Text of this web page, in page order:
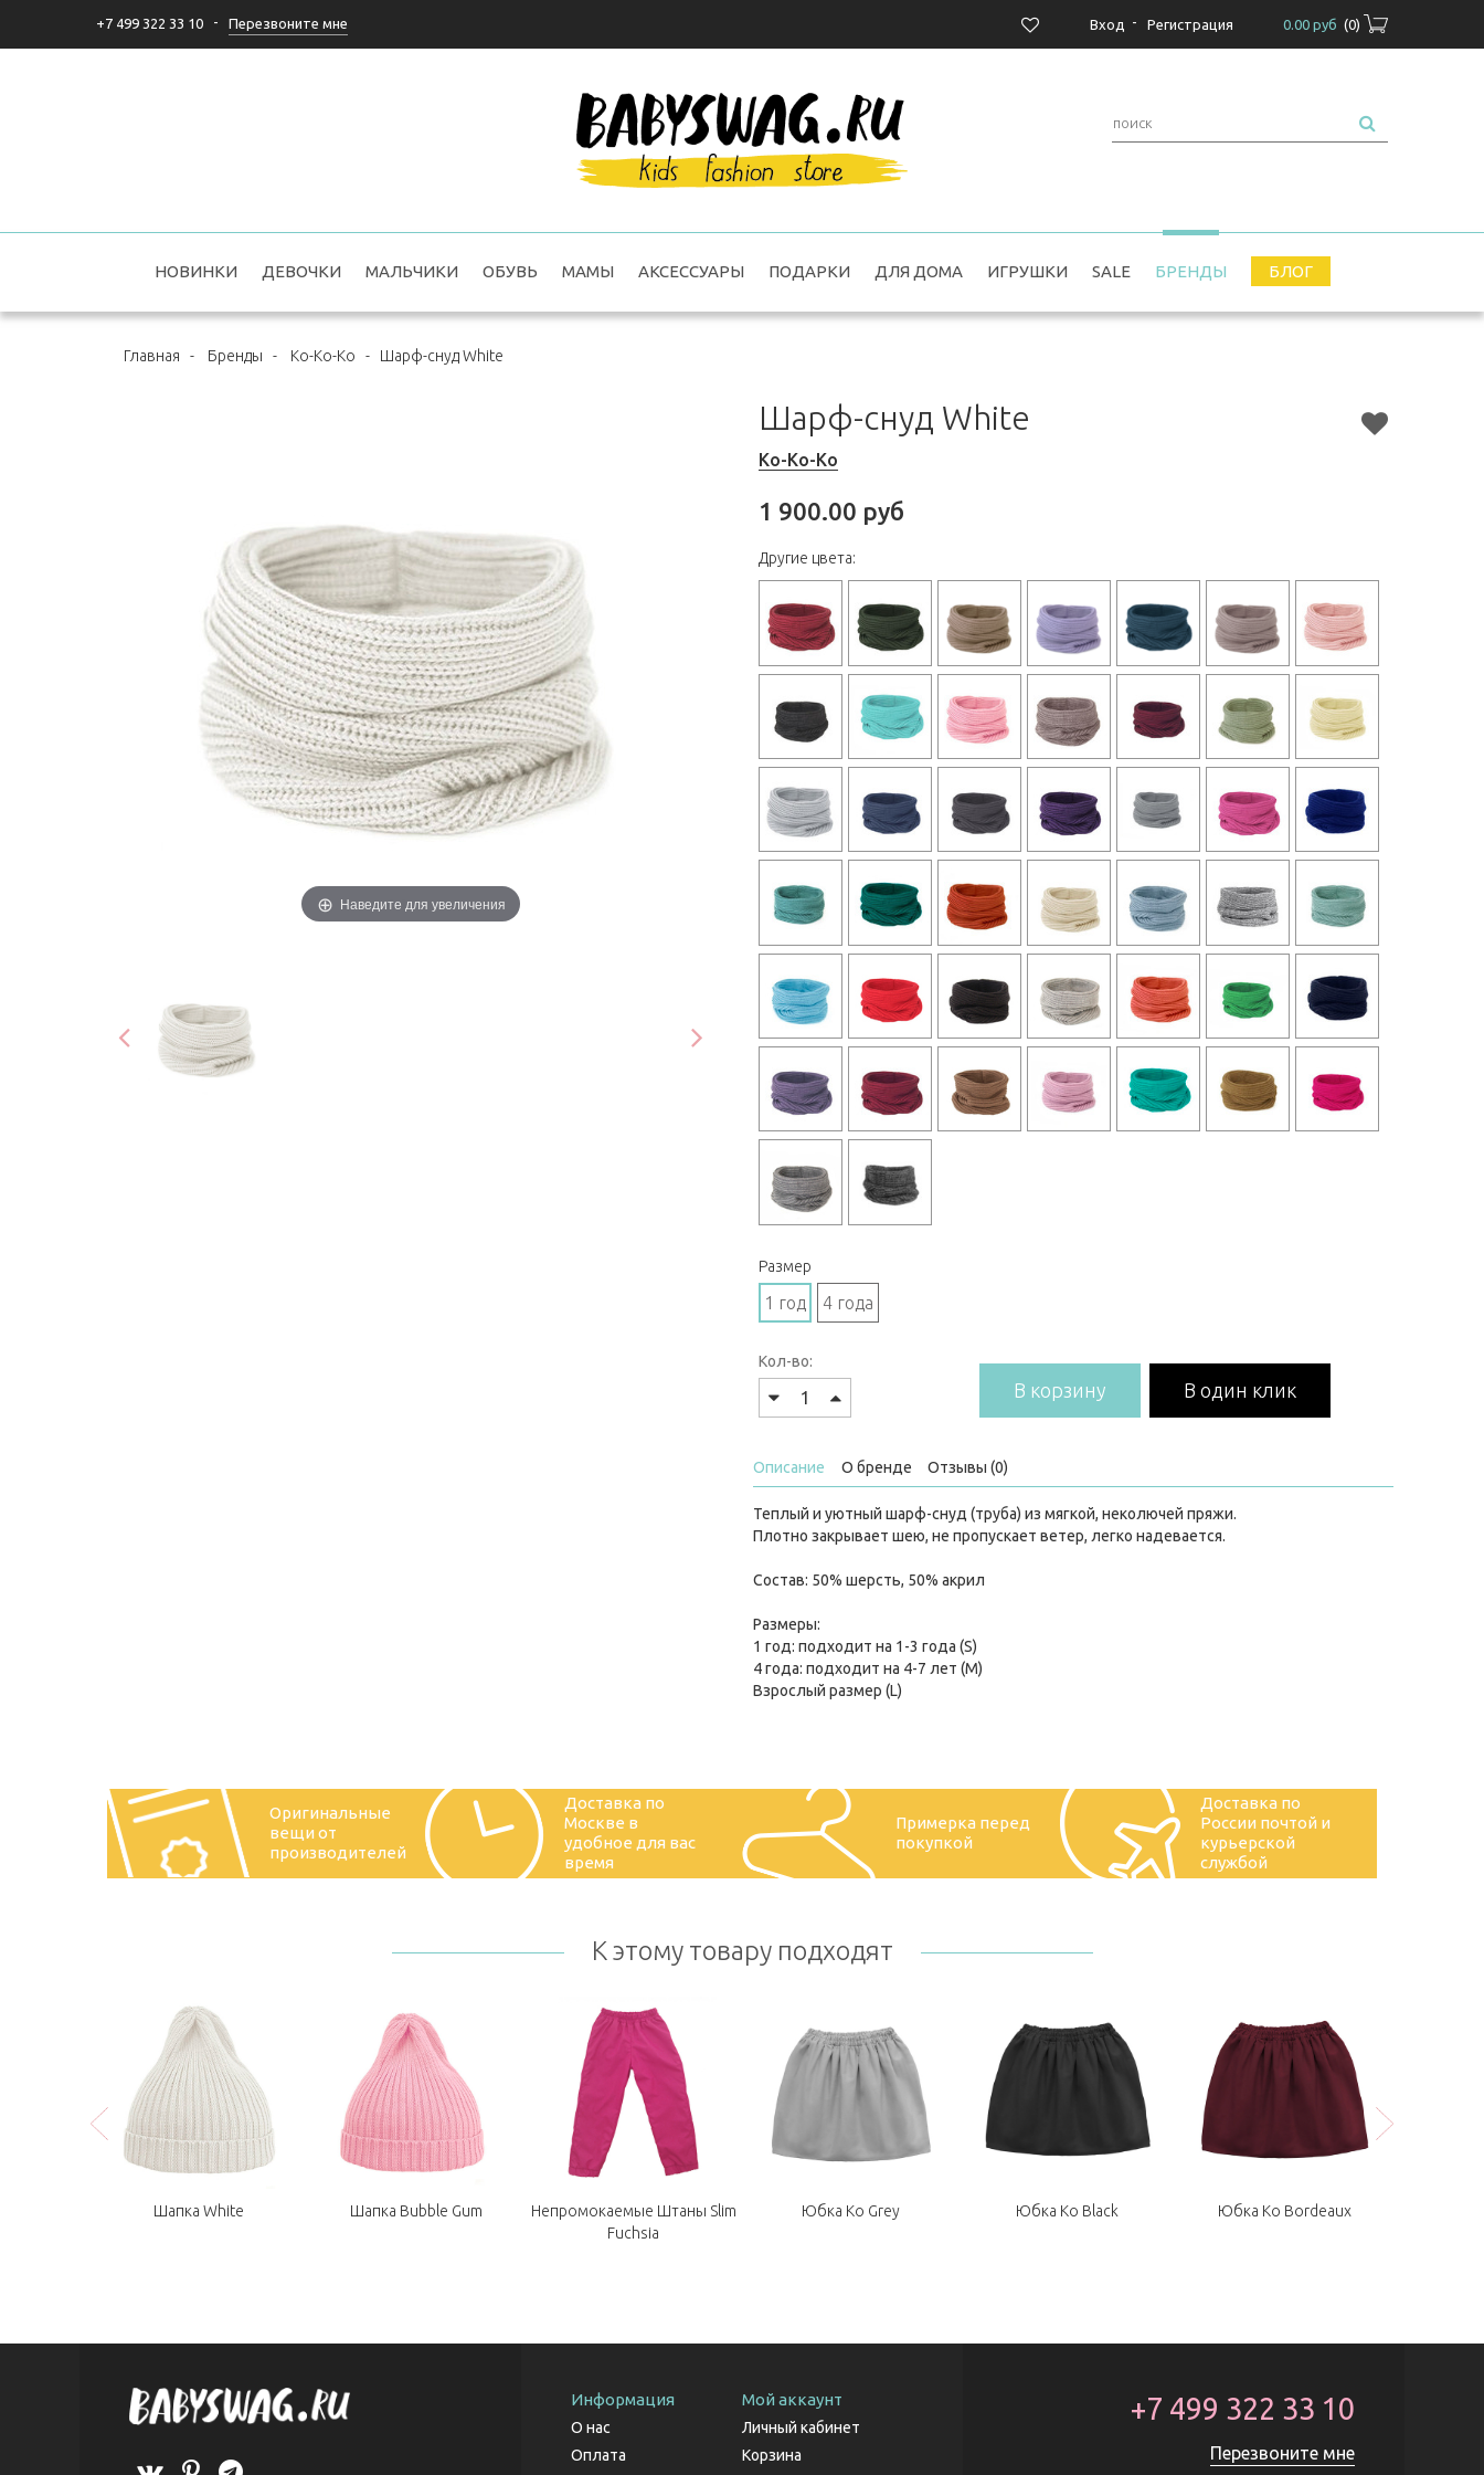
+7 499 322 33 10 - Перезвоните мне 0.00 руб (0)
Вход - Регистрация
НОВИНКИ ДЕВОЧКИ МАЛЬЧИКИ ОБУВЬ МАМЫ АКСЕССУАРЫ ПОДАРКИ ДЛЯ ДОМА ИГРУШКИ SALE БРЕНДЫ БЛОГ
Главная - Бренды - Ko-Ko-Ko - Шарф-снуд White
Наведите для увеличения
Шарф-снуд White
Ko-Ko-Ko
1 900.00 руб
Другие цвета:
Размер
1 год 4 года
Кол-во:
В корзину В один клик
Описание О бренде Отзывы (0)
Теплый и уютный шарф-снуд (труба) из мягкой, неколючей пряжи.
Плотно закрывает шею, не пропускает ветер, легко надевается.
Состав: 50% шерсть, 50% акрил
Размеры:
1 год: подходит на 1-3 года (S)
4 года: подходит на 4-7 лет (M)
Взрослый размер (L)
Оригинальные
вещи от
производителей
Доставка по
Москве в
удобное для вас
время
Примерка перед
покупкой
Доставка по
России почтой и
курьерской
службой
К этому товару подходят
Шапка White Шапка Bubble Gum
Непромокаемые Штаны Slim
Fuchsia
Юбка Ko Grey Юбка Ko Black Юбка Ko Bordeaux
Информация
О нас
Оплата
Мой аккаунт
Личный кабинет
Корзина
+7 499 322 33 10
Перезвоните мне